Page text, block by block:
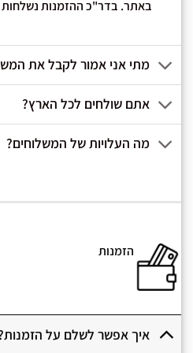
באתר. בדר"כ ההזמנות נשלחות
מתי אני אמור לקבל את
אתם שולחים לכל הארץ?
מה העלויות של המשלוחים?
הזמנות
איך אפשר לשלם על